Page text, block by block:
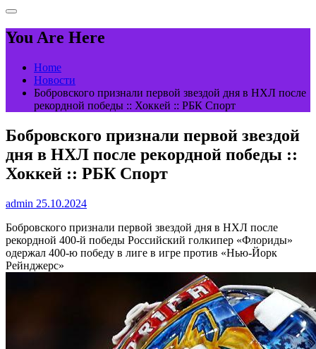
You Are Here
Home
Новости
Бобровского признали первой звездой дня в НХЛ после
рекордной победы :: Хоккей :: РБК Спорт
Бобровского признали первой звездой
дня в НХЛ после рекордной победы ::
Хоккей :: РБК Спорт
admin 25.10.2024
Бобровского признали первой звездой дня в НХЛ после
рекордной 400-й победы Российский голкипер «Флориды»
одержал 400-ю победу в лиге в игре против «Нью-Йорк
Рейнджерс»